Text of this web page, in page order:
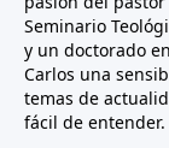
Seminario
y un doctorado
Carlos una
temas de
fácil de entender.